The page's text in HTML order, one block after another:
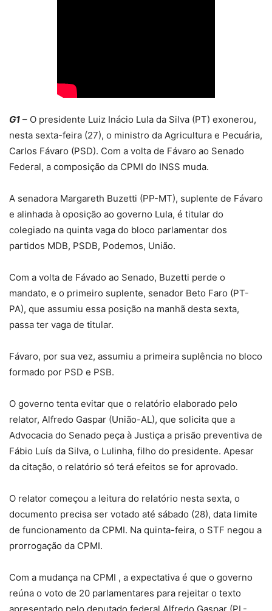
G1 – O presidente Luiz Inácio Lula da Silva (PT) exonerou,
nesta sexta-feira (27), o ministro da Agricultura e Pecuária,
Carlos Fávaro (PSD). Com a volta de Fávaro ao Senado
Federal, a composição da CPMI do INSS muda.
A senadora Margareth Buzetti (PP-MT), suplente de Fávaro
e alinhada à oposição ao governo Lula, é titular do
colegiado na quinta vaga do bloco parlamentar dos
partidos MDB, PSDB, Podemos, União.
Com a volta de Fávado ao Senado, Buzetti perde o
mandato, e o primeiro suplente, senador Beto Faro (PT-
PA), que assumiu essa posição na manhã desta sexta,
passa ter vaga de titular.
Fávaro, por sua vez, assumiu a primeira suplência no bloco
formado por PSD e PSB.
O governo tenta evitar que o relatório elaborado pelo
relator, Alfredo Gaspar (União-AL), que solicita que a
Advocacia do Senado peça à Justiça a prisão preventiva de
Fábio Luís da Silva, o Lulinha, filho do presidente. Apesar
da citação, o relatório só terá efeitos se for aprovado.
O relator começou a leitura do relatório nesta sexta, o
documento precisa ser votado até sábado (28), data limite
de funcionamento da CPMI. Na quinta-feira, o STF negou a
prorrogação da CPMI.
Com a mudança na CPMI , a expectativa é que o governo
reúna o voto de 20 parlamentares para rejeitar o texto